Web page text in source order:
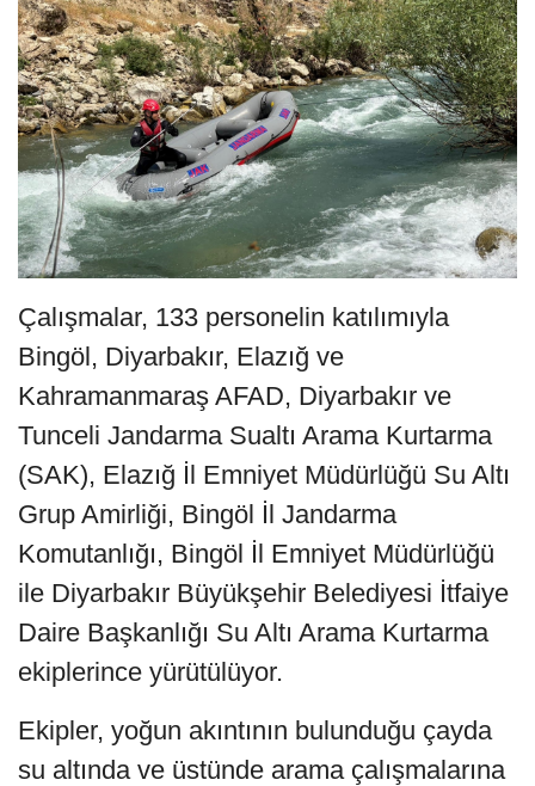
Çalışmalar, 133 personelin katılımıyla
Bingöl, Diyarbakır, Elazığ ve
Kahramanmaraş AFAD, Diyarbakır ve
Tunceli Jandarma Sualtı Arama Kurtarma
(SAK), Elazığ İl Emniyet Müdürlüğü Su Altı
Grup Amirliği, Bingöl İl Jandarma
Komutanlığı, Bingöl İl Emniyet Müdürlüğü
ile Diyarbakır Büyükşehir Belediyesi İtfaiye
Daire Başkanlığı Su Altı Arama Kurtarma
ekiplerince yürütülüyor.
Ekipler, yoğun akıntının bulunduğu çayda
su altında ve üstünde arama çalışmalarına